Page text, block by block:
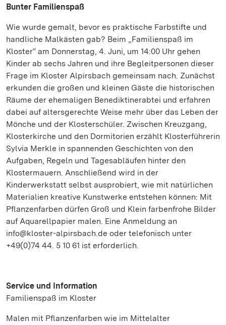
Bunter Familienspaß
Wie wurde gemalt, bevor es praktische Farbstifte und
handliche Malkästen gab? Beim „Familienspaß im
Kloster“ am Donnerstag, 4. Juni, um 14:00 Uhr gehen
Kinder ab sechs Jahren und ihre Begleitpersonen dieser
Frage im Kloster Alpirsbach gemeinsam nach. Zunächst
erkunden die großen und kleinen Gäste die historischen
Räume der ehemaligen Benediktinerabtei und erfahren
dabei auf altersgerechte Weise mehr über das Leben der
Mönche und der Klosterschüler. Zwischen Kreuzgang,
Klosterkirche und den Dormitorien erzählt Klosterführerin
Sylvia Merkle in spannenden Geschichten von den
Aufgaben, Regeln und Tagesabläufen hinter den
Klostermauern. Anschließend wird in der
Kinderwerkstatt selbst ausprobiert, wie mit natürlichen
Materialien kreative Kunstwerke entstehen können: Mit
Pflanzenfarben dürfen Groß und Klein farbenfrohe Bilder
auf Aquarellpapier malen. Eine Anmeldung an
info@kloster-alpirsbach.de oder telefonisch unter
+49(0)74 44. 5 10 61 ist erforderlich.
Service und Information
Familienspaß im Kloster
Malen mit Pflanzenfarben wie im Mittelalter